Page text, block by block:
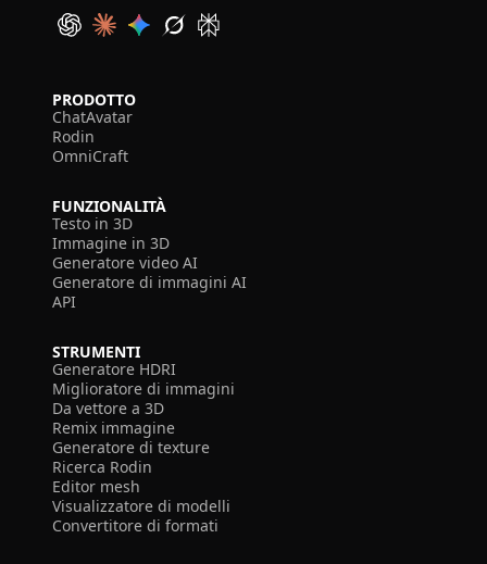
PRODOTTO
ChatAvatar
Rodin
OmniCraft
FUNZIONALITÀ
Testo in 3D
Immagine in 3D
Generatore video AI
Generatore di immagini AI
API
STRUMENTI
Generatore HDRI
Miglioratore di immagini
Da vettore a 3D
Remix immagine
Generatore di texture
Ricerca Rodin
Editor mesh
Visualizzatore di modelli
Convertitore di formati